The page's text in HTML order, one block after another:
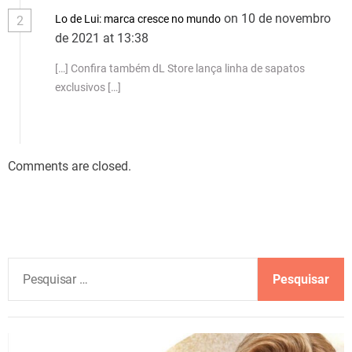
2 Lo de Lui: marca cresce no mundo on 10 de novembro
de 2021 at 13:38
[…] Confira também dL Store lança linha de sapatos
exclusivos […]
Comments are closed.
s